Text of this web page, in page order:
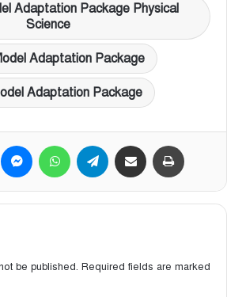
Adaptation Package Physical
Science
Adaptation Package
Adaptation Package
LinkedIn MessengerWhatsApp Telegram Share via Email
be published. Required fields are marked